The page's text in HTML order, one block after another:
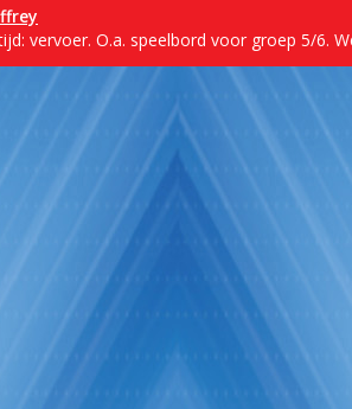
vervoer. O.a. speelbord voor groep 5/6.